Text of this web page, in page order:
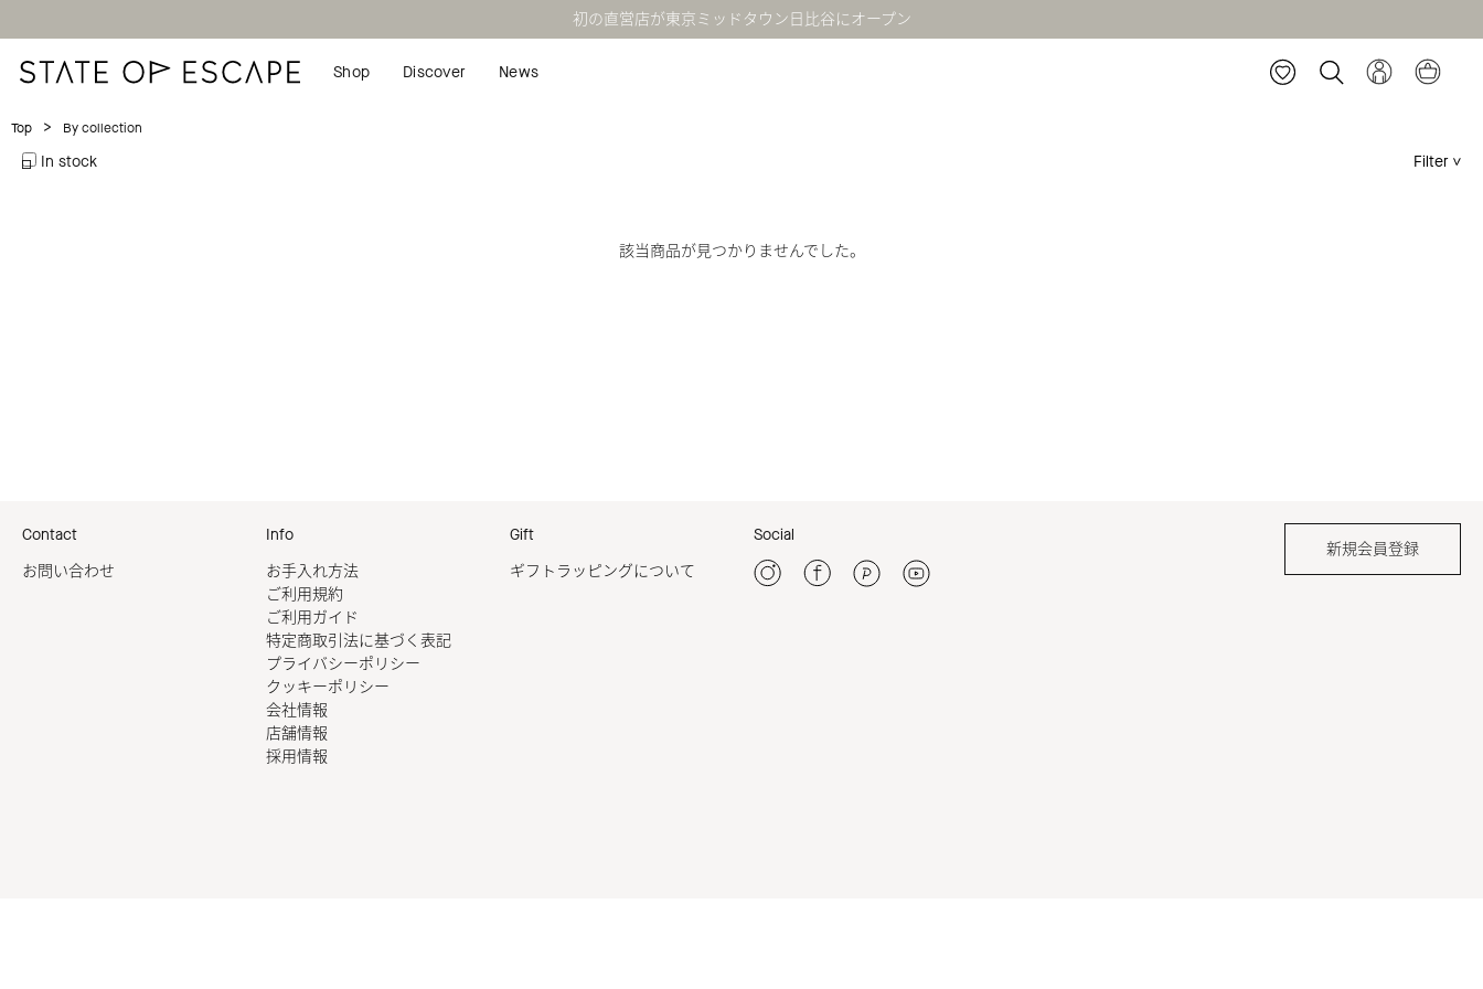
初の直営店が東京ミッドタウン日比谷にオープン
Shop Discover News
Top > By collection
In stock Filter
該当商品が見つかりませんでした。
Contact
お問い合わせ
Info
お手入れ方法
ご利用規約
ご利用ガイド
特定商取引法に基づく表記
プライバシーポリシー
クッキーポリシー
会社情報
店舗情報
採用情報
Gift
ギフトラッピングについて
Social
新規会員登録